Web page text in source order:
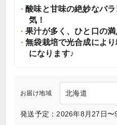
酸味と甘味の絶妙なバ
気！
果汁が多く、ひと口の
無袋栽培で光合成によ
になります♪
お届け地域
発送予定：2026年8月27日〜